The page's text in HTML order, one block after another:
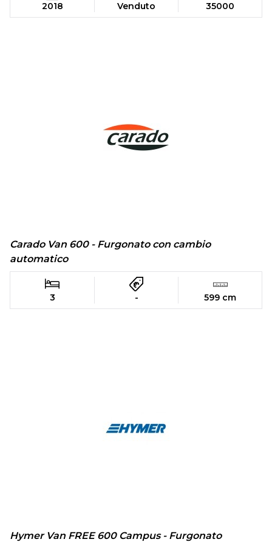
2018 Venduto 35000
Carado Van 600 - Furgonato con cambio
automatico
3 - 599 cm
Hymer Van FREE 600 Campus - Furgonato